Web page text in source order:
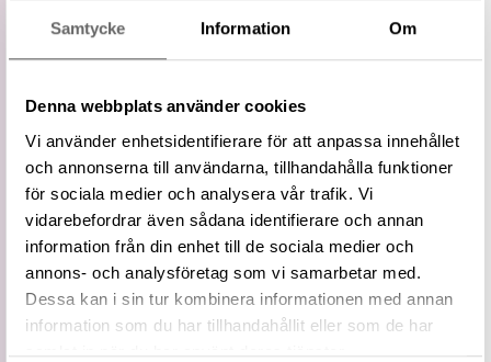
Samtycke Information Om
Denna webbplats använder cookies
Vi använder enhetsidentifierare för att anpassa innehållet
och annonserna till användarna, tillhandahålla funktioner
för sociala medier och analysera vår trafik. Vi
vidarebefordrar även sådana identifierare och annan
information från din enhet till de sociala medier och
annons- och analysföretag som vi samarbetar med.
Dessa kan i sin tur kombinera informationen med annan
information som du har tillhandahållit eller som de har
Vidare
term
Snävare
term
Tillbehör till musikinstrument
Övriga musikinstrument
Externa
källor
Musikinstrument på Getty AAT
Relaterade
föremål
Visa 19 relaterade föremål